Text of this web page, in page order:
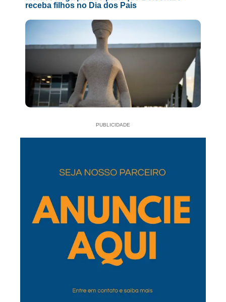
receba filhos no Dia dos Pais
PUBLICIDADE